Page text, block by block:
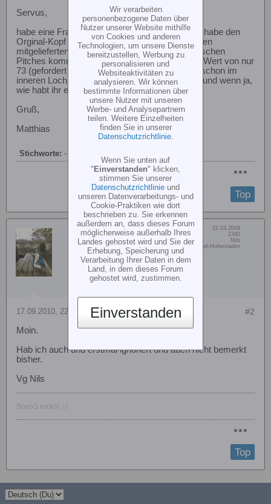
Servus,
habe eine Frage zum Einstellen des Vstabi. Ich habe den
Orginal-Kopf und die Align DS 610 Servos mit den
mitgelieferten Armen. Beim Einstellen des zyklischen
Pitches komme ich für die geforderten 8° einen Wert von nur
73 (gefordert 80-110). Bin bei den Servoarmen schon im
inneren Loch. Hat jemand das gleiche Problem und wenn ja,
wie habt ihr es gelöst?
Gruß,
Matthias
Stichworte: -
Top
augur
Senior Member
Dabei seit:
22.03.2009
Beiträge:
2340
Vorname:
Nils
Wohn/Flugort: FTG Borstel-Hohenraden
#2
17.09.2010, 22:49
Moin.
Hab ich auch und erstmal ignoriert und auch nicht bemerkt
bisher.
Vg Nils
SoxoS rocks! :-)
Top
Wir verarbeiten
personenbezogene Daten über
Nutzer unserer Website mithilfe
von Cookies und anderen
Technologien, um unsere Dienste
bereitzustellen, Werbung zu
personalisieren und
Websiteaktivitäten zu
analysieren. Wir können
bestimmte Informationen über
unsere Nutzer mit unseren
Werbe- und Analysepartnern
teilen. Weitere Einzelheiten
finden Sie in unserer
Datenschutzrichtlinie.
Wenn Sie unten auf
"Einverstanden" klicken,
stimmen Sie unserer
Datenschutzrichtlinie und
unseren Datenverarbeitungs- und
Cookie-Praktiken wie dort
beschrieben zu. Sie erkennen
außerdem an, dass dieses Forum
möglicherweise außerhalb Ihres
Landes gehostet wird und Sie der
Erhebung, Speicherung und
Verarbeitung Ihrer Daten in dem
Land, in dem dieses Forum
gehostet wird, zustimmen.
Einverstanden